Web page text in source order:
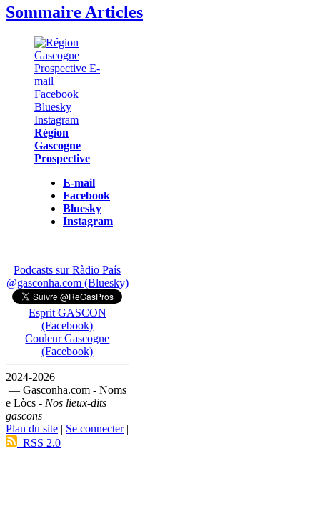
Sommaire Articles
Région
Gascogne
Prospective
E-mail
Facebook
Bluesky
Instagram
Podcasts sur Ràdio País
@gasconha.com (Bluesky)
Esprit GASCON
(Facebook)
Couleur Gascogne
(Facebook)
2024-2026
— Gasconha.com - Noms
e Lòcs - Nos lieux-dits
gascons
Plan du site | Se connecter|
RSS 2.0